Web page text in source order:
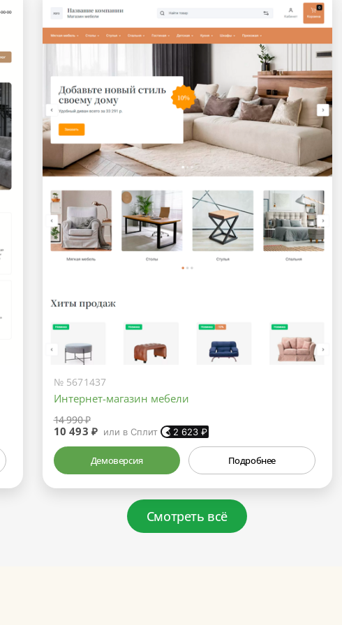
№ 5671437
Интернет-магазин мебели
14 990 ₽
10 493 ₽ или в Сплит 2 623 ₽
Демоверсия Подробнее
Смотреть всё